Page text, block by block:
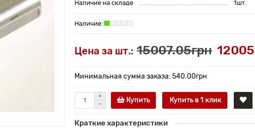
Наличие на складе
1шт.
Цена за шт.: 15007.05грн
Минимальная сумма заказа: 540.00грн
Купить Купить в 1 клик
Краткие характеристики